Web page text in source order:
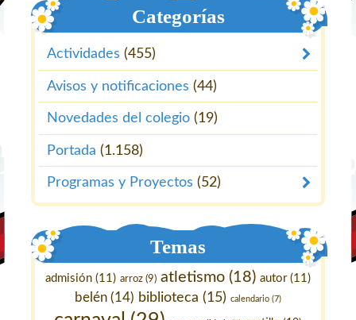
Categorías
Actividades (455)
Avisos y notificaciones (44)
Novedades del colegio (19)
Portada (1.158)
Programas y Proyectos (52)
Temas
admisión (11) arroz (9) atletismo (18) autor(11)
belén (14) biblioteca (15) calendario (7)